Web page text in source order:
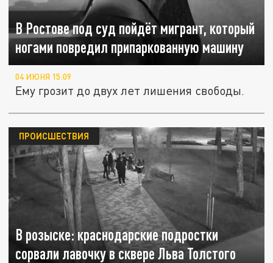
В Ростове под суд пойдёт мигрант, который
ногами повредил припаркованную машину
04 ИЮНЯ 15:09
Ему грозит до двух лет лишения свободы.
В розыске: краснодарские подростки
сорвали лавочку в сквере Льва Толстого
ПРОИСШЕСТВИЯ